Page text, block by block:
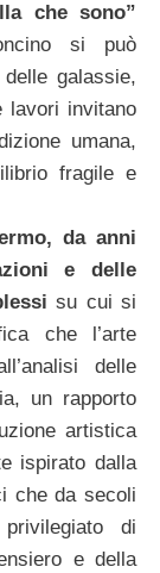
che sono”
si può
galassie,
lavori invitano
umana,
fragile e
da anni
e delle
su cui si
che l’arte
delle
un rapporto
artistica
ispirato dalla
che da secoli
di
e della